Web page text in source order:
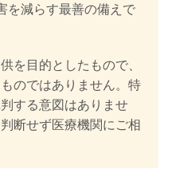
を減らす最善の備えで
を目的としたもので、
のではありません。特
する意図はありませ
断せず医療機関にご相